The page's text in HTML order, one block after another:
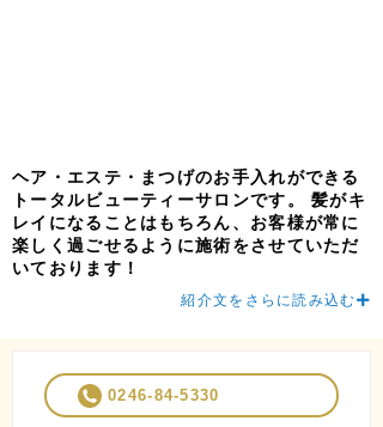
ヘア・エステ・まつげのお手入れができる
トータルビューティーサロンです。 髪がキ
レイになることはもちろん、お客様が常に
楽しく過ごせるように施術をさせていただ
いております！
紹介文をさらに読み込む
0246-84-5330